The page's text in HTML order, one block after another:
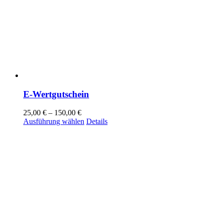
E-Wertgutschein
25,00 € – 150,00 €
Ausführung wählen Dieses
Details